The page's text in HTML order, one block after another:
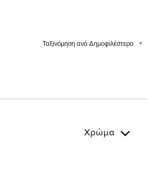
Ταξινόμηση ανά Δημοφιλέστερα
Χρώμα